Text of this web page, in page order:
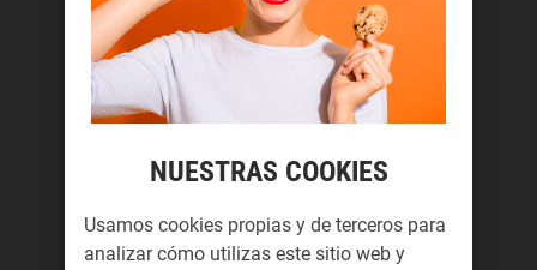
NUESTRAS COOKIES
Usamos cookies propias y de terceros para
analizar cómo utilizas este sitio web y